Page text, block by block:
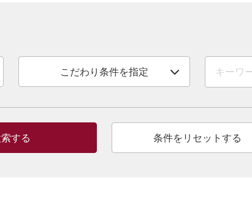
こだわり条件を指定
する 条件をリセットする